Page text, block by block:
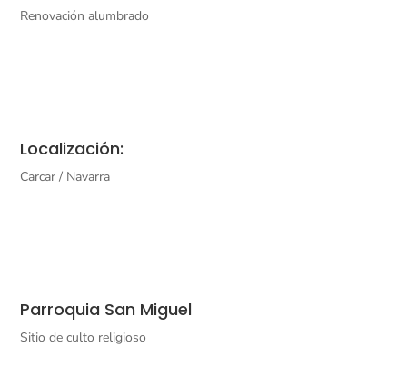
Renovación alumbrado
Localización:
Carcar / Navarra
Parroquia San Miguel
Sitio de culto religioso